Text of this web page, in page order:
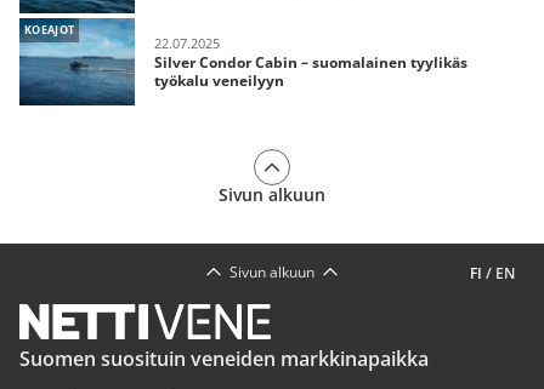
KOEAJOT
22.07.2025
Silver Condor Cabin – suomalainen tyylikäs
työkalu veneilyyn
Sivun alkuun
FI / EN
Sivun alkuun
Suomen suosituin veneiden markkinapaikka